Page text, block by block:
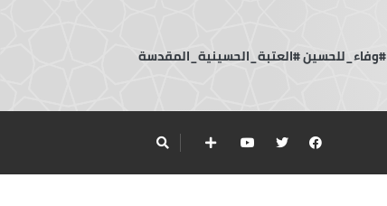
#وفاء_للحسين #العتبة_الحسينية_المقدسة